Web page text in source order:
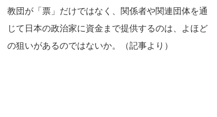
教団が「票」だけではなく、関係者や関連団体を通
じて日本の政治家に資金まで提供するのは、よほど
の狙いがあるのではないか。（記事より）